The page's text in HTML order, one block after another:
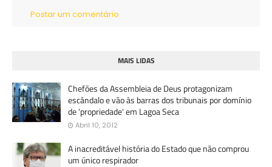
Postar um comentário
MAIS LIDAS
Chefões da Assembleia de Deus protagonizam
escândalo e vão às barras dos tribunais por domínio
de 'propriedade' em Lagoa Seca
Abril 10, 2012
A inacreditável história do Estado que não comprou
um único respirador